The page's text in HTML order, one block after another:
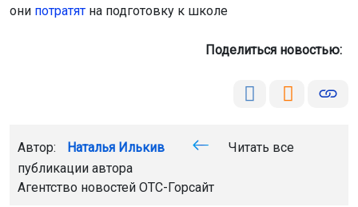
они потратят на подготовку к школе
Поделиться новостью:
Автор: Наталья Илькив
Читать все
публикации автора
Агентство новостей ОТС-Горсайт